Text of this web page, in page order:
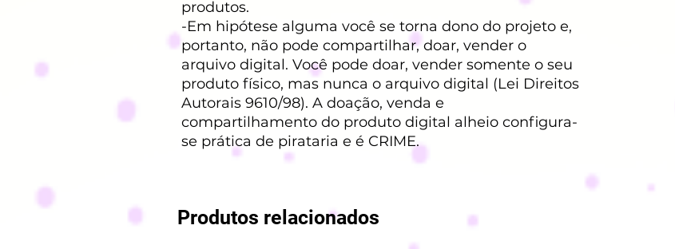
produtos.
-Em hipótese alguma você se torna dono do projeto e,
portanto, não pode compartilhar, doar, vender o
arquivo digital. Você pode doar, vender somente o seu
produto físico, mas nunca o arquivo digital (Lei Direitos
Autorais 9610/98). A doação, venda e
compartilhamento do produto digital alheio configura-
se prática de pirataria e é CRIME.
Produtos relacionados